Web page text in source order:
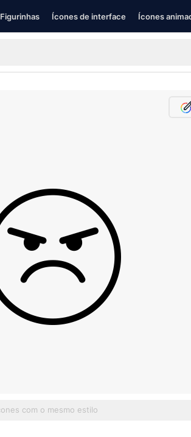
Figurinhas Ícones de interface Ícones